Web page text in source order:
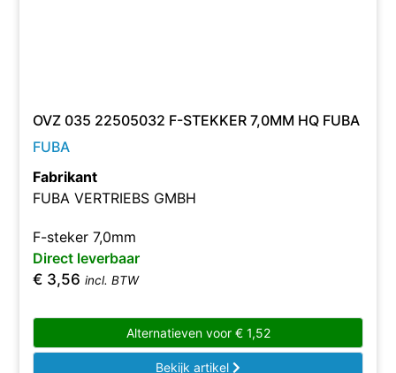
OVZ 035 22505032 F-STEKKER 7,0MM HQ FUBA
FUBA
Fabrikant
FUBA VERTRIEBS GMBH
F-steker 7,0mm
Direct leverbaar
€ 3,56 incl. BTW
Alternatieven voor €1,52
Bekijk artikel